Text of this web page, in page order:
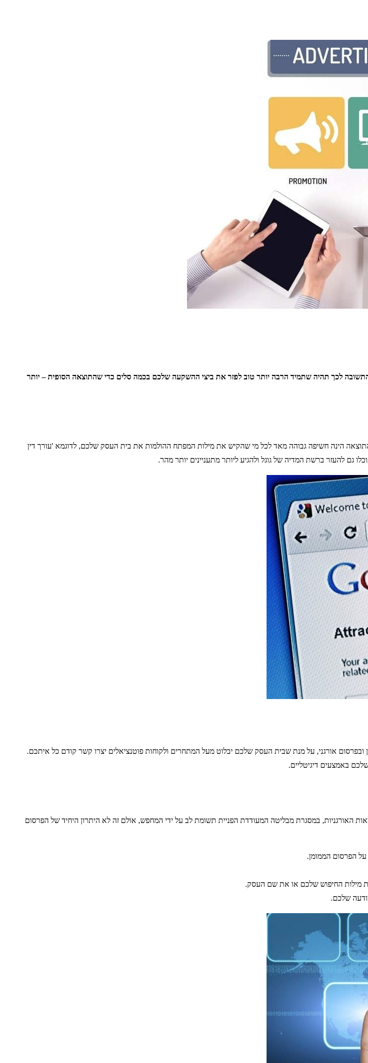
התשובה לכך תהיה שתמיד הרבה יותר טוב לפזר את ביצי ההשקעה שלכם בכמה סלים כדי שהתוצאה הסופית – יותר
הינה חשיפה גבוהה מאד לכל מי שהקיש את מילות המפתח ההולמות את בית העסק שלכם, לדוגמא 'עורך דין
גם להעזר ברשת המדיה של גוגל ולהגיע ליותר מתעניינים יותר מהר.
אורגני, על מנת שבית העסק שלכם יבלוט מעל המתחרים ולקוחות פוטנציאלים יצרו קשר קודם כל איתכם.
באמצעים דיגיטליים.
האורגניות, במסגרת מבליטה המעודדת הפניית תשומת לב על ידי המחפש, אולם זה לא היתרון היחיד של הפרסום
הפרסום הממומן.
מילות החיפוש שלכם או את שם העסק.
שלכם.